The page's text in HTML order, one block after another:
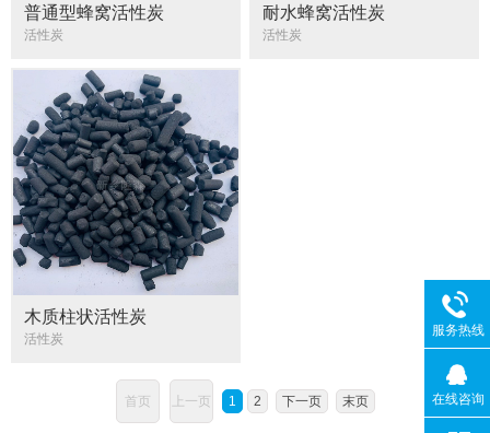
普通型蜂窝活性炭
活性炭
耐水蜂窝活性炭
活性炭
木质柱状活性炭
活性炭
首页 上一页 1 2 下一页 末页
服务热线
在线咨询